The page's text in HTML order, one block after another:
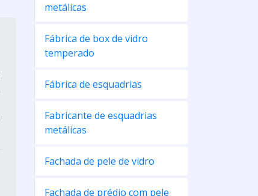
metálicas
Fábrica de box de vidro
temperado
Fábrica de esquadrias
Fabricante de esquadrias
metálicas
Fachada de pele de vidro
Fachada de prédio com pele